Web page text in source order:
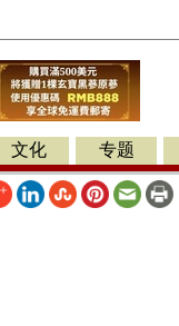
文化 专题